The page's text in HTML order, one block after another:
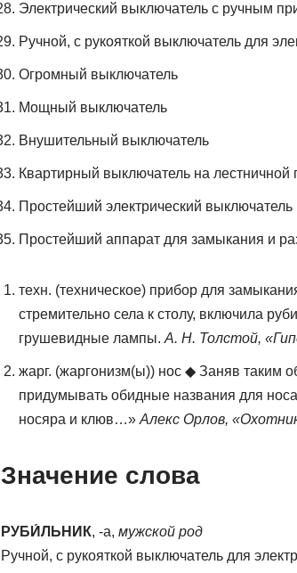
Электрический выключатель с ручным
Ручной, с рукояткой выключатель для
Огромный выключатель
Мощный выключатель
Внушительный выключатель
Квартирный выключатель на лестничной
Простейший электрический выключатель
Простейший аппарат для замыкания и
техн. (техническое) прибор для
стремительно села к столу, включила
грушевидные лампы. A. Н. Толстой,
жарг. (жаргонизм(ы)) нос ◆ Заняв таким
придумывать обидные названия для
носяра и клюв…» Алекс Орлов,
Значение слова
РУБИ́ЛЬНИК, -а, мужской род
Ручной, с рукояткой выключатель для